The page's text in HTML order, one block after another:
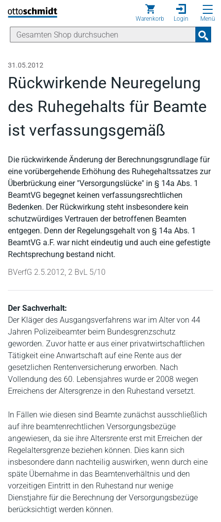
Direkt zum Inhalt
Warenkorb Login Menü
31.05.2012
Rückwirkende Neuregelung
des Ruhegehalts für Beamte
ist verfassungsgemäß
Die rückwirkende Änderung der Berechnungsgrundlage für
eine vorübergehende Erhöhung des Ruhegehaltssatzes zur
Überbrückung einer "Versorgungslücke" in § 14a Abs. 1
BeamtVG begegnet keinen verfassungsrechtlichen
Bedenken. Der Rückwirkung steht insbesondere kein
schutzwürdiges Vertrauen der betroffenen Beamten
entgegen. Denn der Regelungsgehalt von § 14a Abs. 1
BeamtVG a.F. war nicht eindeutig und auch eine gefestigte
Rechtsprechung bestand nicht.
BVerfG 2.5.2012, 2 BvL 5/10
Der Sachverhalt:
Der Kläger des Ausgangsverfahrens war im Alter von 44
Jahren Polizeibeamter beim Bundesgrenzschutz
geworden. Zuvor hatte er aus einer privatwirtschaftlichen
Tätigkeit eine Anwartschaft auf eine Rente aus der
gesetzlichen Rentenversicherung erworben. Nach
Vollendung des 60. Lebensjahres wurde er 2008 wegen
Erreichens der Altersgrenze in den Ruhestand versetzt.
In Fällen wie diesen sind Beamte zunächst ausschließlich
auf ihre beamtenrechtlichen Versorgungsbezüge
angewiesen, da sie ihre Altersrente erst mit Erreichen der
Regelaltersgrenze beziehen können. Dies kann sich
insbesondere dann nachteilig auswirken, wenn durch eine
späte Übernahme in das Beamtenverhältnis und den
vorzeitigen Eintritt in den Ruhestand nur wenige
Dienstjahre für die Berechnung der Versorgungsbezüge
berücksichtigt werden können.